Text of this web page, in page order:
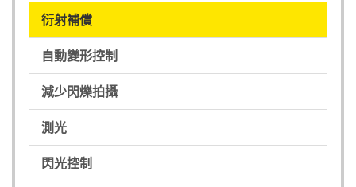
衍射補償
自動變形控制
減少閃爍拍攝
測光
閃光控制